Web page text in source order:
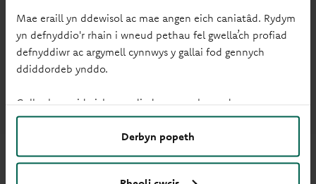
Mae eraill yn ddewisol ac mae angen eich caniatâd. Rydym
yn defnyddio'r rhain i wneud pethau fel gwella’ch profiad
defnyddiwr ac argymell cynnwys y gallai fod gennych
ddiddordeb ynddo.
Gallwch newid eich gosodiadau ar unrhyw adeg.
Derbyn popeth